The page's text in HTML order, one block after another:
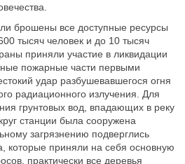
брошены все доступные ресурсы
тысяч человек и до 10 тысяч
приняли участие в ликвидации
пожарные части первыми
удар разбушевавшегося огня
радиационного излучения. Для
грунтовых вод, впадающих в реку
станции была сооружена
загрязнению подверглись
которые приняли на себя основную
практически все деревья